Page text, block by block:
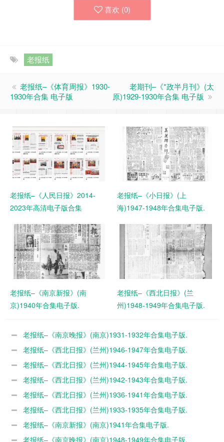
喜欢 (0)
老报纸
老报纸–《体育周报》1930-
1930年合集 电子版
老期刊–《*政半月刊》(太
原)1929-1930年合集 电子版
老报纸–《人民日报》2014-
2023年高清电子版合集
老报纸–《小日报》(上
海)1947-1948年合集电子版.
老报纸–《南京新报》(南
京)1940年合集电子版.
老报纸–《西北日报》(兰
州)1948-1949年合集电子版.
老报纸–《南京晚报》(南京)1931-1932年合集电子版.
老报纸–《西北日报》(兰州)1946-1947年合集电子版.
老报纸–《西北日报》(兰州)1944-1945年合集电子版.
老报纸–《西北日报》(兰州)1942-1943年合集电子版.
老报纸–《西北日报》(兰州)1936-1941年合集电子版.
老报纸–《西北日报》(兰州)1933-1935年合集电子版.
老报纸–《南京新报》(南京)1941年合集电子版.
老报纸–《南京晚报》(南京)1948-1949年合集电子版.